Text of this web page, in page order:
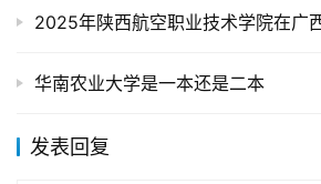
2025年陕西航空职业技术学院在广
华南农业大学是一本还是二本
发表回复